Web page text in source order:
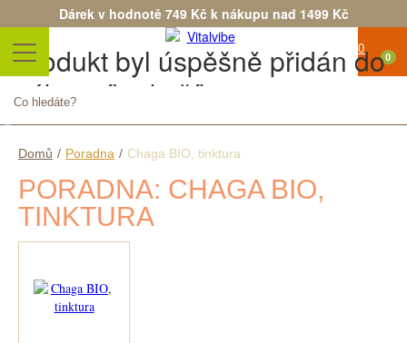
Dárek v hodnotě 749 Kč k nákupu nad 1499 Kč
0
Produkt byl úspěšně přidán do
nákupního košíku
Pokračovat v nákupuObjednat
Domů / Poradna / Chaga BIO, tinktura
PORADNA: CHAGA BIO,
TINKTURA